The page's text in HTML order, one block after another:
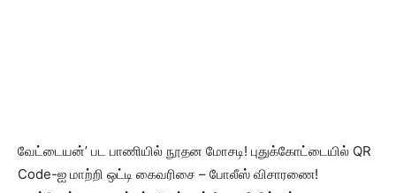
வேட்டையன்’ பட பாணியில் நூதன மோசடி! புதுக்கோட்டையில் QR
Code-ஐ மாற்றி ஒட்டி கைவரிசை – போலீஸ் விசாரணை!